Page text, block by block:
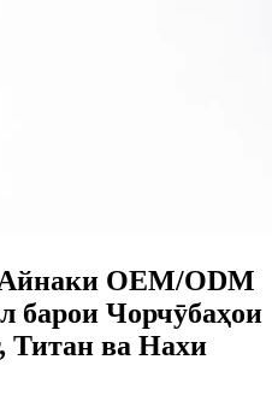
OEM/ODM
барои Чорчӯбаҳои
Титан ва Нахи